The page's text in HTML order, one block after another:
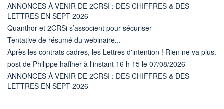
ANNONCES À VENIR DE 2CRSI : DES CHIFFRES & DES
LETTRES EN SEPT 2026
Quanthor et 2CRSi s’associent pour sécuriser
Tentative de résumé du webinaire...
Après les contrats cadres, les Lettres d'intention ! Rien ne va plus.
post de Philippe haffner à l'instant 16 h 15 le 07/08/2026
ANNONCES À VENIR DE 2CRSI : DES CHIFFRES & DES
LETTRES EN SEPT 2026